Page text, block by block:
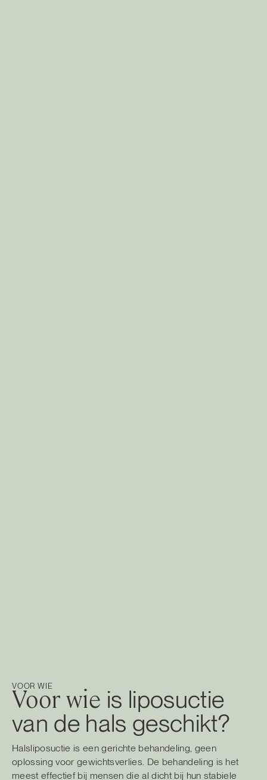
VOOR WIE
Voor wie is liposuctie
van de hals geschikt?
Halsliposuctie is een gerichte behandeling, geen
oplossing voor gewichtsverlies. De behandeling is het
meest effectief bij mensen die al dicht bij hun stabiele